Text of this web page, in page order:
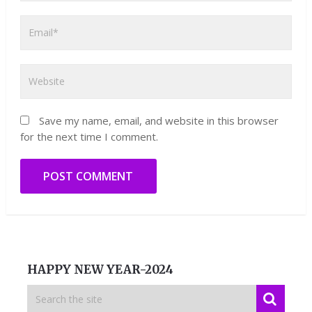
Save my name, email, and website in this browser
for the next time I comment.
HAPPY NEW YEAR-2024